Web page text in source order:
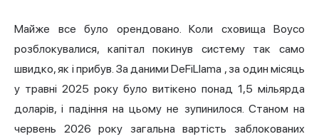
Майже все було орендовано. Коли сховища Boyco
розблокувалися, капітал покинув систему так само
швидко, як і прибув. За данимиDeFiLlama , за один місяць
у травні 2025 року було витікено понад 1,5 мільярда
доларів, і падіння на цьому не зупинилося. Станом на
червень 2026 року загальна вартість заблокованих